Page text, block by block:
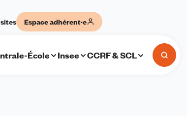
Espace adhérent·e
École Insee CCRF & SCL